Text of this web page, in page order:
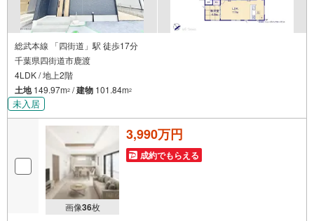
総武本線 「四街道」駅 徒歩17分
千葉県四街道市鹿渡
4LDK / 地上2階
土地149.97m2 /建物 101.84m2
未入居
画像36枚
3,990万円
成約でもらえる